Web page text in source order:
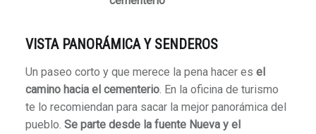
VISTA PANORÁMICA Y SENDEROS
Un paseo corto y que merece la pena hacer es el
camino hacia el cementerio. En la oficina de turismo
te lo recomiendan para sacar la mejor panorámica del
pueblo. Se parte desde la fuente Nueva y el